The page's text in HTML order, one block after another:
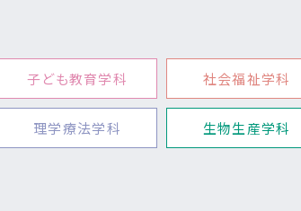
子ども教育学科 社会福祉学科
理学療法学科 生物生産学科